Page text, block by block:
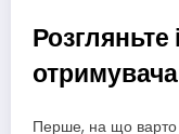
Розгляньте
отримувача
Перше, на що варто